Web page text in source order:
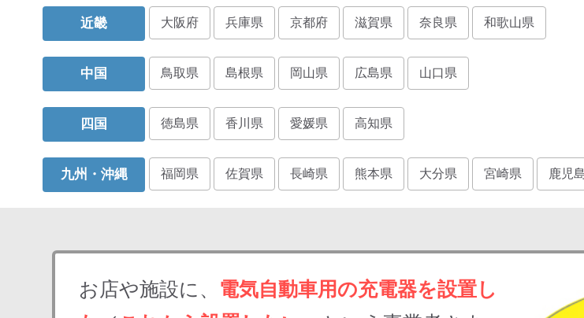
近畿 大阪府 兵庫県 京都府 滋賀県 奈良県 和歌山県
中国 鳥取県 島根県 岡山県 広島県 山口県
四国 徳島県 香川県 愛媛県 高知県
九州・沖縄 福岡県 佐賀県 長崎県 熊本県 大分県 宮崎県 鹿児
お店や施設に、 電気自動車用の充電器を設置し